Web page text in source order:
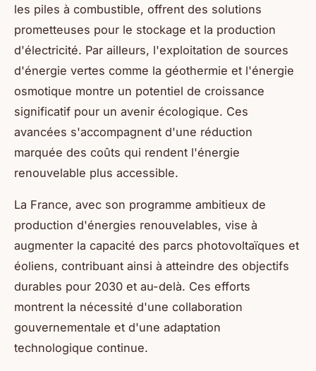
les piles à combustible, offrent des solutions
prometteuses pour le stockage et la production
d'électricité. Par ailleurs, l'exploitation de sources
d'énergie vertes comme la géothermie et l'énergie
osmotique montre un potentiel de croissance
significatif pour un avenir écologique. Ces
avancées s'accompagnent d'une réduction
marquée des coûts qui rendent l'énergie
renouvelable plus accessible.
La France, avec son programme ambitieux de
production d'énergies renouvelables, vise à
augmenter la capacité des parcs photovoltaïques et
éoliens, contribuant ainsi à atteindre des objectifs
durables pour 2030 et au-delà. Ces efforts
montrent la nécessité d'une collaboration
gouvernementale et d'une adaptation
technologique continue.